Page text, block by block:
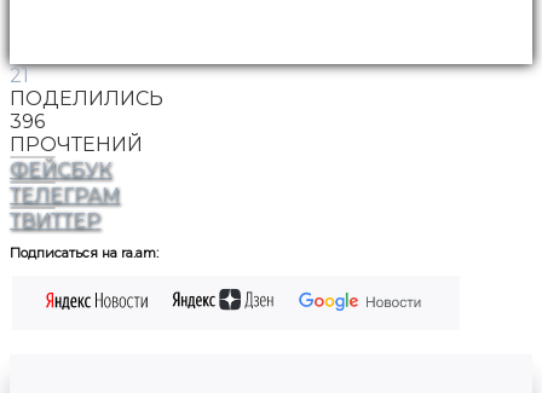
21
ПОДЕЛИЛИСЬ
396
ПРОЧТЕНИЙ
ФЕЙСБУК
ТЕЛЕГРАМ
ТВИТТЕР
Подписаться на ra.am: